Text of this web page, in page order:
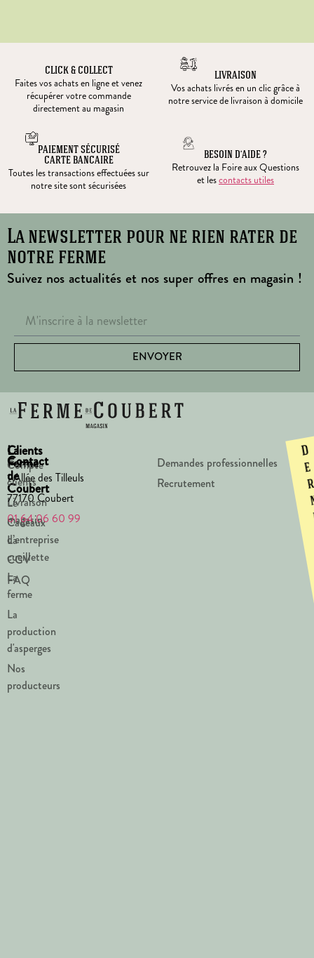
CLICK & COLLECT
Faites vos achats en ligne et venez
récupérer votre commande
directement au magasin
LIVRAISON
Vos achats livrés en un clic grâce à
notre service de livraison à domicile
PAIEMENT SÉCURISÉ
CARTE BANCAIRE
Toutes les transactions effectuées sur
notre site sont sécurisées
BESOIN D’AIDE ?
Retrouvez la Foire aux Questions
et lescontacts utiles
La newsletter pour ne rien rater de
notre ferme
Suivez nos actualités et nos super offres en magasin !
ENVOYER
La
Ferme
de
Coubert
Le
magasin
La
cueillette
La
ferme
La
production
d'asperges
Nos
producteurs
Clients
Compte
clients
Livraison
Cadeaux
d’entreprise
CGV
FAQ
Contact
1 Allée des Tilleuls
77170 Coubert
01 64 06 60 99
Demandes professionnelles
Recrutement
D
e